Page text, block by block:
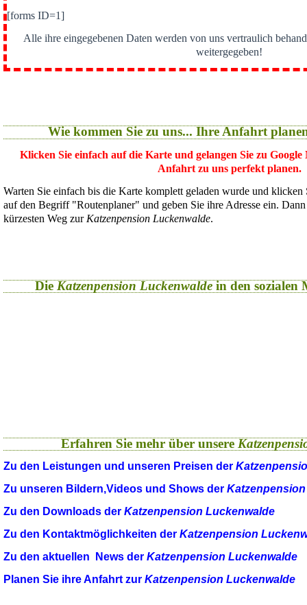
[forms ID=1]
Alle ihre eingegebenen Daten werden von uns vertraulich
weitergegeben!
Wie kommen Sie zu uns... Ihre Anfahrt
Klicken Sie einfach auf die Karte und gelangen Sie zu
Anfahrt zu uns perfekt planen.
Warten Sie einfach bis die Karte komplett geladen wurde und
auf den Begriff "Routenplaner" und geben Sie ihre Adresse ein.
kürzesten Weg zur Katzenpension Luckenwalde.
Die Katzenpension Luckenwaldein den sozialen
Erfahren Sie mehr über unsere
Zu den Leistungen und unseren Preisen der
Zu unseren Bildern,Videos und Shows der
Zu den Downloads der Katzenpension Luckenwalde
Zu den Kontaktmöglichkeiten der Katzenpension
Zu den aktuellen News der Katzenpension Luckenwalde
Planen Sie ihre Anfahrt zur Katzenpension Luckenwalde